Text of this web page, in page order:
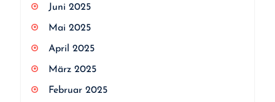
Juni 2025
Mai 2025
April 2025
März 2025
Februar 2025